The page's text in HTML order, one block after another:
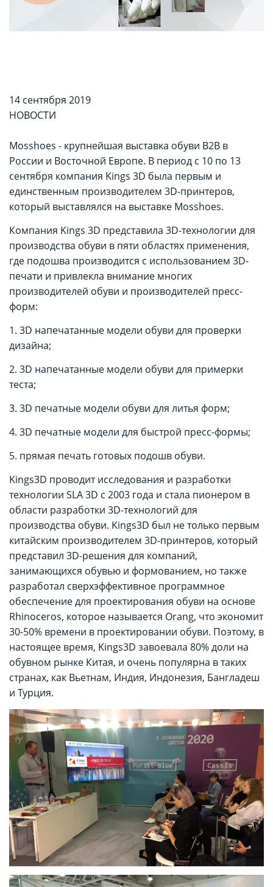
14 сентября 2019
НОВОСТИ
Mosshoes - крупнейшая выставка обуви B2B в
России и Восточной Европе. В период с 10 по 13
сентября компания Kings 3D была первым и
единственным производителем 3D-принтеров,
который выставлялся на выставке Mosshoes.
Компания Kings 3D представила 3D-технологии для
производства обуви в пяти областях применения,
где подошва производится с использованием 3D-
печати и привлекла внимание многих
производителей обуви и производителей пресс-
форм:
1. 3D напечатанные модели обуви для проверки
дизайна;
2. 3D напечатанные модели обуви для примерки
теста;
3. 3D печатные модели обуви для литья форм;
4. 3D печатные модели для быстрой пресс-формы;
5. прямая печать готовых подошв обуви.
Kings3D проводит исследования и разработки
технологии SLA 3D с 2003 года и стала пионером в
области разработки 3D-технологий для
производства обуви. Kings3D был не только первым
китайским производителем 3D-принтеров, который
представил 3D-решения для компаний,
занимающихся обувью и формованием, но также
разработал сверхэффективное программное
обеспечение для проектирования обуви на основе
Rhinoceros, которое называется Orang, что экономит
30-50% времени в проектировании обуви. Поэтому, в
настоящее время, Kings3D завоевала 80% доли на
обувном рынке Китая, и очень популярна в таких
странах, как Вьетнам, Индия, Индонезия, Бангладеш
и Турция.